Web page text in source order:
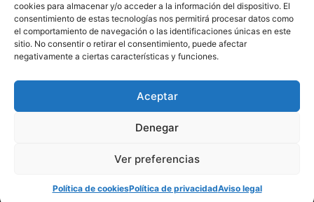
cookies para almacenar y/o acceder a la información del dispositivo. El
consentimiento de estas tecnologías nos permitirá procesar datos como
el comportamiento de navegación o las identificaciones únicas en este
sitio. No consentir o retirar el consentimiento, puede afectar
negativamente a ciertas características y funciones.
Aceptar
Denegar
Ver preferencias
Política de cookiesPolítica de privacidadAviso legal
Información Legal
჻Política de privacidad
Política de cookies
© pensamientocritico.org 2026